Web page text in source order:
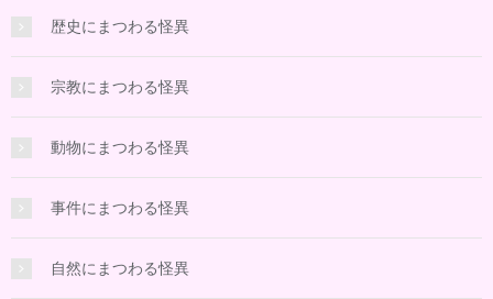
歴史にまつわる怪異
宗教にまつわる怪異
動物にまつわる怪異
事件にまつわる怪異
自然にまつわる怪異